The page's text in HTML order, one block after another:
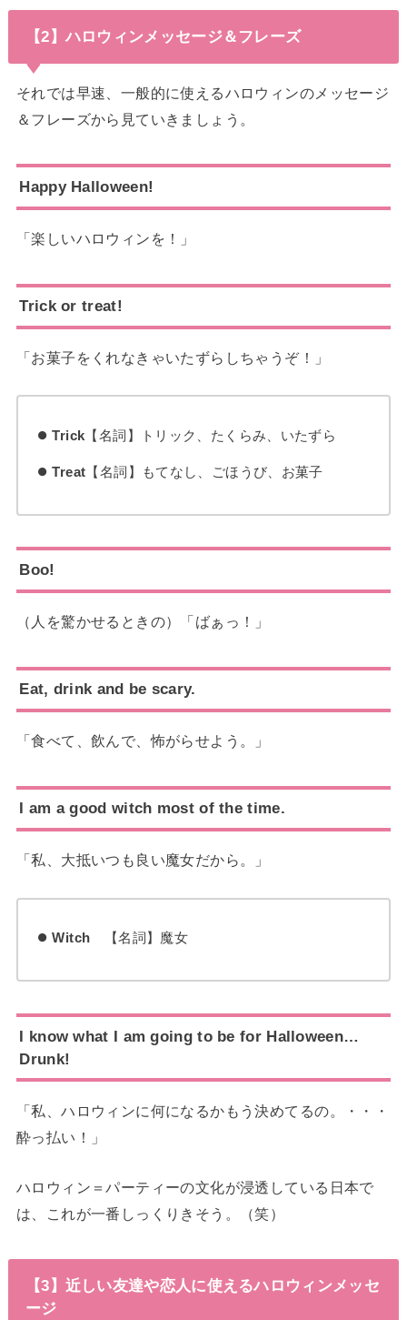
【2】ハロウィンメッセージ＆フレーズ
それでは早速、一般的に使えるハロウィンのメッセージ
＆フレーズから見ていきましょう。
Happy Halloween!
「楽しいハロウィンを！」
Trick or treat!
「お菓子をくれなきゃいたずらしちゃうぞ！」
Trick 【名詞】トリック、たくらみ、いたずら
Treat 【名詞】もてなし、ごほうび、お菓子
Boo!
（人を驚かせるときの）「ばぁっ！」
Eat, drink and be scary.
「食べて、飲んで、怖がらせよう。」
I am a good witch most of the time.
「私、大抵いつも良い魔女だから。」
Witch 【名詞】魔女
I know what I am going to be for Halloween…
Drunk!
「私、ハロウィンに何になるかもう決めてるの。・・・
酔っ払い！」
ハロウィン＝パーティーの文化が浸透している日本で
は、これが一番しっくりきそう。（笑）
【3】近しい友達や恋人に使えるハロウィンメッセ
ージ